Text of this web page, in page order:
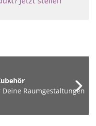
Raumgestaltungen